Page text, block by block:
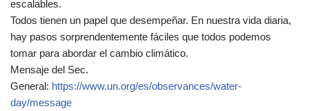
escalables.
Todos tienen un papel que desempeñar. En nuestra vida diaria,
hay pasos sorprendentemente fáciles que todos podemos
tomar para abordar el cambio climático.
Mensaje del Sec.
General: https://www.un.org/es/observances/water-
day/message